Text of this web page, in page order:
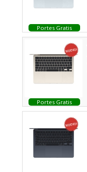
Portes Gratis
Portes Gratis